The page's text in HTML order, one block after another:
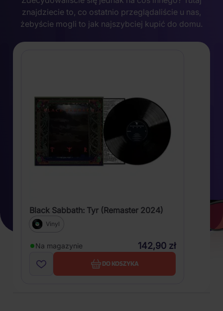
znajdziecie to, co ostatnio przeglądaliście u nas,
żebyście mogli to jak najszybciej kupić do domu.
Black Sabbath: Tyr (Remaster 2024)
Vinyl
Na magazynie 142,90 zł
DO KOSZYKA